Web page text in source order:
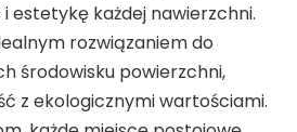
estetykę każdej nawierzchni.
rozwiązaniem do
środowisku powierzchni,
z ekologicznymi wartościami.